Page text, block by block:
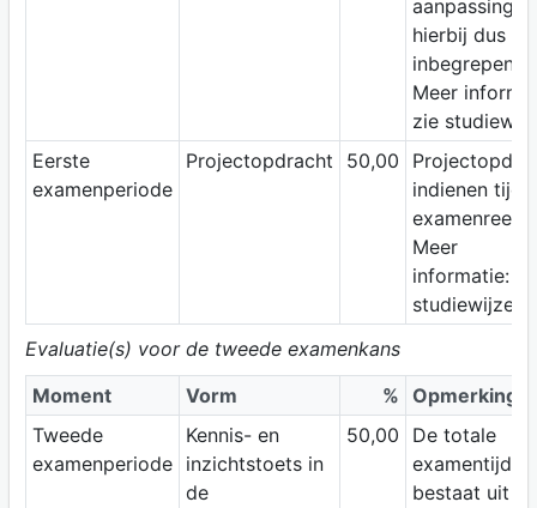
aanpassing is
hierbij dus
inbegrepen.
Meer
zie
Eerste
examenperiode
Projectopdracht 50,00
indienen
examenreeks.
Meer
informatie:
studiewijzer.
Evaluatie(s) voor de tweede examenkans
Moment
Vorm % Opmerking
Tweede
examenperiode
Kennis- en
inzichtstoets in
de
50,00
De totale
examentijd
bestaat uit de